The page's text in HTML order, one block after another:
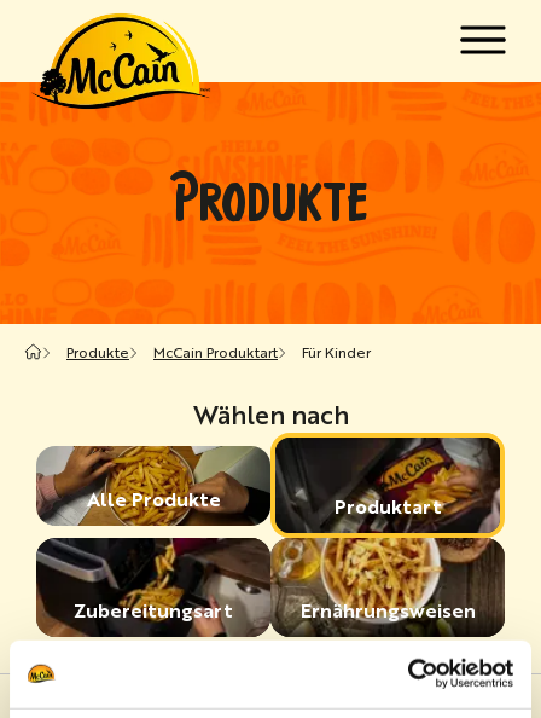
Zum Hauptinhalt springen
submenu for "Rezepte"PRODUKTE
Produkte McCain Produktart Für Kinder
Wählen nach
Alle Produkte Produktart
Zubereitungsart Ernährungsweisen